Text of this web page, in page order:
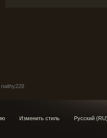
Изменить стиль Русский